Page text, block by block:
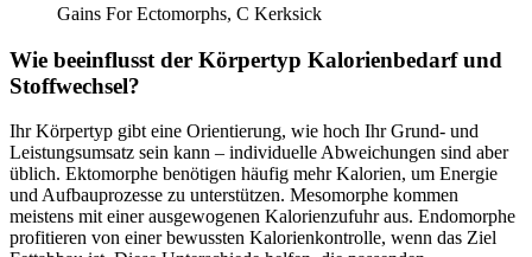
Gains For Ectomorphs, C Kerksick
Wie beeinflusst der Körpertyp Kalorienbedarf und
Stoffwechsel?
Ihr Körpertyp gibt eine Orientierung, wie hoch Ihr Grund- und
Leistungsumsatz sein kann – individuelle Abweichungen sind aber
üblich. Ektomorphe benötigen häufig mehr Kalorien, um Energie
und Aufbauprozesse zu unterstützen. Mesomorphe kommen
meistens mit einer ausgewogenen Kalorienzufuhr aus. Endomorphe
profitieren von einer bewussten Kalorienkontrolle, wenn das Ziel